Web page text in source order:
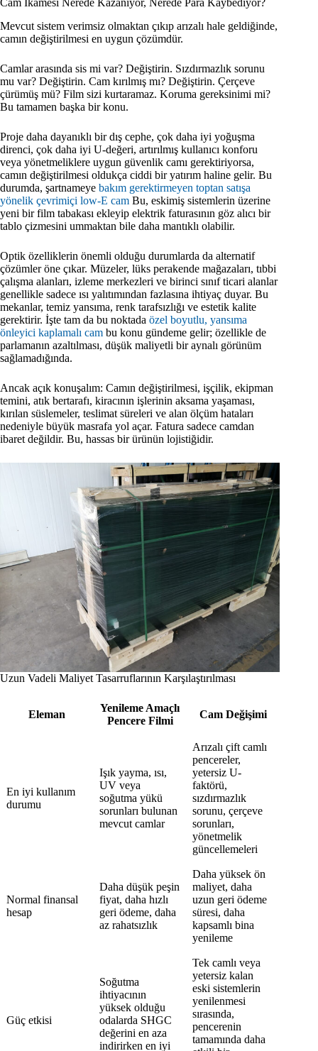
Cam İkamesi Nerede Kazanıyor, Nerede Para Kaybediyor?
Mevcut sistem verimsiz olmaktan çıkıp arızalı hale geldiğinde,
camın değiştirilmesi en uygun çözümdür.
Camlar arasında sis mi var? Değiştirin. Sızdırmazlık sorunu
mu var? Değiştirin. Cam kırılmış mı? Değiştirin. Çerçeve
çürümüş mü? Film sizi kurtaramaz. Koruma gereksinimi mi?
Bu tamamen başka bir konu.
Proje daha dayanıklı bir dış cephe, çok daha iyi yoğuşma
direnci, çok daha iyi U-değeri, artırılmış kullanıcı konforu
veya yönetmeliklere uygun güvenlik camı gerektiriyorsa,
camın değiştirilmesi oldukça ciddi bir yatırım haline gelir. Bu
durumda, şartnameye bakım gerektirmeyen toptan satışa
yönelik çevrimiçi low-E cam Bu, eskimiş sistemlerin üzerine
yeni bir film tabakası ekleyip elektrik faturasının göz alıcı bir
tablo çizmesini ummaktan bile daha mantıklı olabilir.
Optik özelliklerin önemli olduğu durumlarda da alternatif
çözümler öne çıkar. Müzeler, lüks perakende mağazaları, tıbbi
çalışma alanları, izleme merkezleri ve birinci sınıf ticari alanlar
genellikle sadece ısı yalıtımından fazlasına ihtiyaç duyar. Bu
mekanlar, temiz yansıma, renk tarafsızlığı ve estetik kalite
gerektirir. İşte tam da bu noktada özel boyutlu, yansıma
önleyici kaplamalı cam bu konu gündeme gelir; özellikle de
parlamanın azaltılması, düşük maliyetli bir aynalı görünüm
sağlamadığında.
Ancak açık konuşalım: Camın değiştirilmesi, işçilik, ekipman
temini, atık bertarafı, kiracının işlerinin aksama yaşaması,
kırılan süslemeler, teslimat süreleri ve alan ölçüm hataları
nedeniyle büyük masrafa yol açar. Fatura sadece camdan
ibaret değildir. Bu, hassas bir ürünün lojistiğidir.
Uzun Vadeli Maliyet Tasarruflarının Karşılaştırılması
Eleman
Yenileme Amaçlı
Pencere Filmi
Cam Değişimi
En iyi kullanım
durumu
Işık yayma, ısı,
UV veya
soğutma yükü
sorunları bulunan
mevcut camlar
Arızalı çift camlı
pencereler,
yetersiz U-
faktörü,
sızdırmazlık
sorunu, çerçeve
sorunları,
yönetmelik
güncellemeleri
Normal finansal
hesap
Daha düşük peşin
fiyat, daha hızlı
geri ödeme, daha
az rahatsızlık
Daha yüksek ön
maliyet, daha
uzun geri ödeme
süresi, daha
kapsamlı bina
yenileme
Güç etkisi
Soğutma
ihtiyacının
yüksek olduğu
odalarda SHGC
değerini en aza
indirirken en iyi
Tek camlı veya
yetersiz kalan
eski sistemlerin
yenilenmesi
sırasında,
pencerenin
tamamında daha